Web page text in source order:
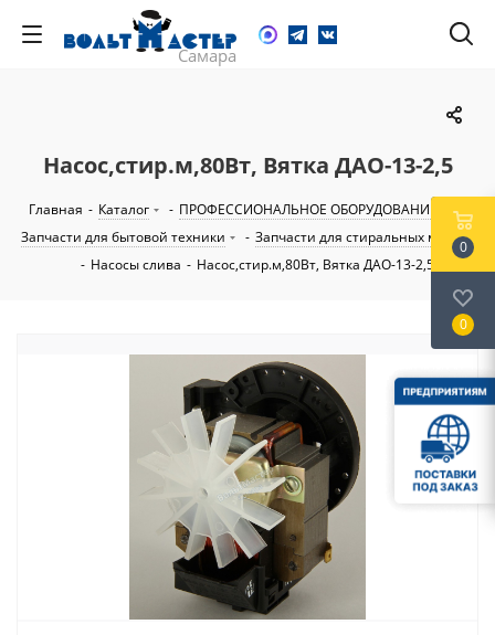
Насос,стир.м,80Вт, Вятка ДАО-13-2,5
Главная - Каталог - ПРОФЕССИОНАЛЬНОЕ ОБОРУДОВАНИЕ
-
Запчасти для бытовой техники
- Запчасти для стиральных машин
- Насосы слива - Насос,стир.м,80Вт, Вятка ДАО-13-2,5
0
0